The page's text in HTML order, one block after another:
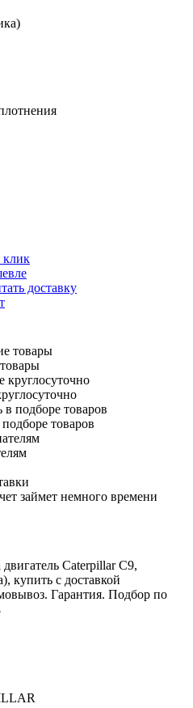
клик
доставку
товаров
займет немного времени
Caterpillar C9,
купить с доставкой
Гарантия. Подбор по